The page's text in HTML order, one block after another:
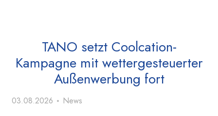
TANO setzt Coolcation-
Kampagne mit wettergesteuerter
Außenwerbung fort
03.08.2026 News